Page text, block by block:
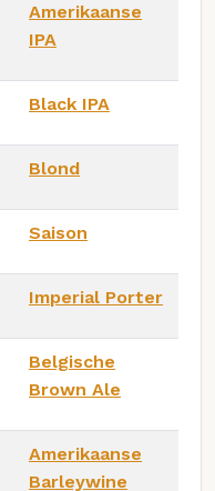
Amerikaanse
IPA
Black IPA
Blond
Saison
Imperial Porter
Belgische
Brown Ale
Amerikaanse
Barleywine